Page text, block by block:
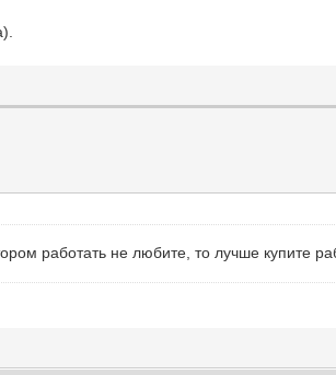
работать не любите, то лучше купите